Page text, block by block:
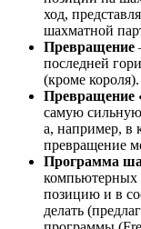
ход,
шахматной
Превращение
последней
(кроме короля).
Превращение
самую сильную
а, например, в
превращение
Программа
компьютерных
позицию и в
делать